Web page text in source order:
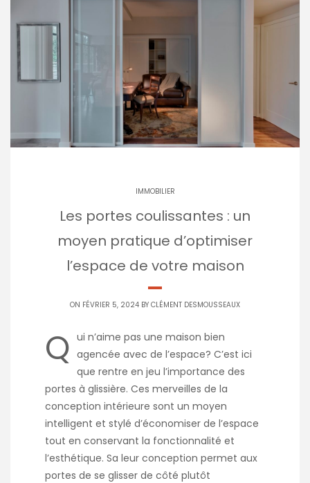
IMMOBILIER
Les portes coulissantes : un
moyen pratique d’optimiser
l’espace de votre maison
ON FÉVRIER 5, 2024 BY CLÉMENT DESMOUSSEAUX
Q ui n’aime pas une maison bien
agencée avec de l’espace? C’est ici
que rentre en jeu l’importance des
portes à glissière. Ces merveilles de la
conception intérieure sont un moyen
intelligent et stylé d’économiser de l’espace
tout en conservant la fonctionnalité et
l’esthétique. Sa leur conception permet aux
portes de se glisser de côté plutôt